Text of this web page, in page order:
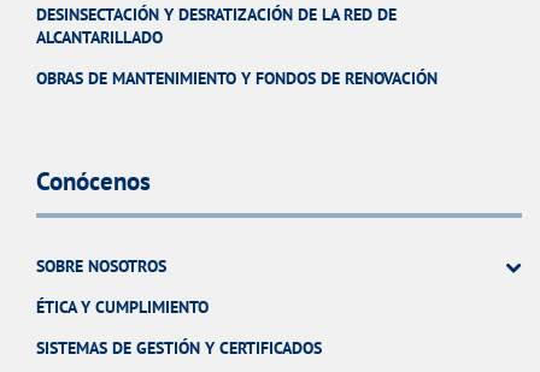
DESINSECTACIÓN Y DESRATIZACIÓN DE LA RED DE
ALCANTARILLADO
OBRAS DE MANTENIMIENTO Y FONDOS DE RENOVACIÓN
Conócenos
SOBRE NOSOTROS
ÉTICA Y CUMPLIMIENTO
SISTEMAS DE GESTIÓN Y CERTIFICADOS